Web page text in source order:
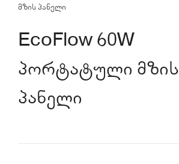
მზის პანელი
EcoFlow 60W
პორტატული მზის
პანელი